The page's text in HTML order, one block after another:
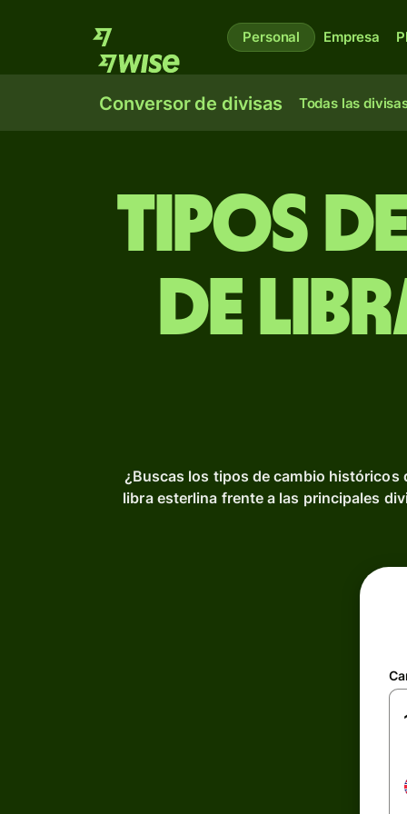
Personal Empresa
Conversor de divisas Todas las
Tipos
de
¿Buscas los tipos de cambio históricos
libra esterlina frente a las principales